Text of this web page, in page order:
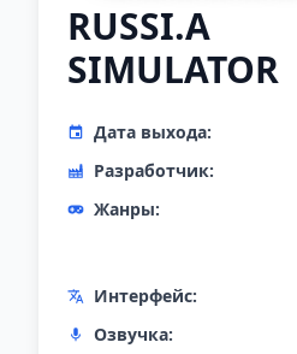
RUSSI.A
SIMULATOR
Дата выхода:
Разработчик:
Жанры:
Интерфейс:
Озвучка: